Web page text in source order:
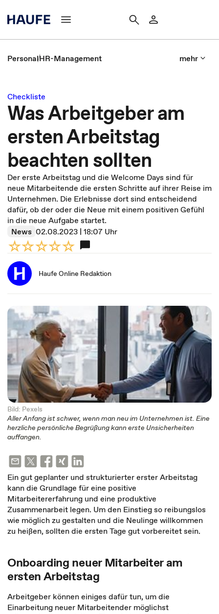
PersonalHR-Management mehr
Checkliste
Was Arbeitgeber am
ersten Arbeitstag
beachten sollten
Der erste Arbeitstag und die Welcome Days sind für
neue Mitarbeitende die ersten Schritte auf ihrer Reise im
Unternehmen. Die Erlebnisse dort sind entscheidend
dafür, ob der oder die Neue mit einem positiven Gefühl
in die neue Aufgabe startet.
News 02.08.2023 | 18:07 Uhr
Haufe Online Redaktion
Bild: Pexels
Aller Anfang ist schwer, wenn man neu im Unternehmen ist. Eine
herzliche persönliche Begrüßung kann erste Unsicherheiten
auffangen.
Ein gut geplanter und strukturierter erster Arbeitstag
kann die Grundlage für eine positive
Mitarbeitererfahrung und eine produktive
Zusammenarbeit legen. Um den Einstieg so reibungslos
wie möglich zu gestalten und die Neulinge willkommen
zu heißen, sollten die ersten Tage gut vorbereitet sein.
Onboarding neuer Mitarbeiter am
ersten Arbeitstag
Arbeitgeber können einiges dafür tun, um die
Einarbeitung neuer Mitarbeitender möglichst